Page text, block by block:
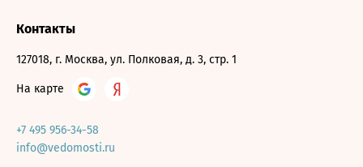
Контакты
127018, г. Москва, ул. Полковая, д. 3, стр. 1
На карте
+7 495 956-34-58
info@vedomosti.ru